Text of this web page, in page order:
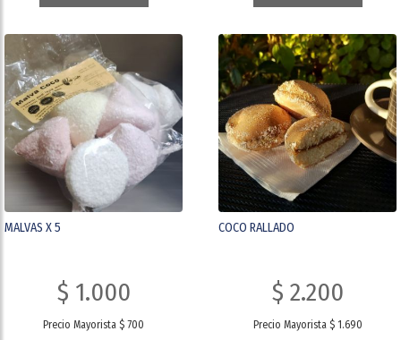
MALVAS X 5
$ 1.000
Precio Mayorista $ 700
COCO RALLADO
$ 2.200
Precio Mayorista $ 1.690